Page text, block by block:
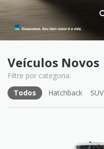
Veículos Novos
Todos Hatchback SUV